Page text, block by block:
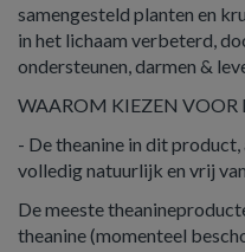
samengesteld planten en
in het lichaam verbeterd,
ondersteunen, darmen &
WAAROM KIEZEN VOOR
- De theanine in dit
volledig natuurlijk en vrij
De meeste
theanine (momenteel